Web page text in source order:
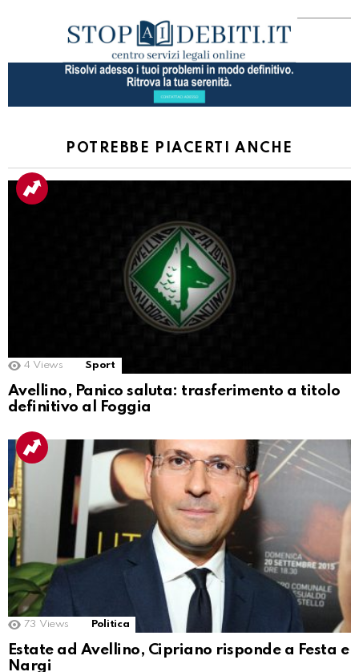
POTREBBE PIACERTI ANCHE
4 Views Sport
Avellino, Panico saluta: trasferimento a titolo
definitivo al Foggia
73 Views Politica
Estate ad Avellino, Cipriano risponde a Festa e
Nargi